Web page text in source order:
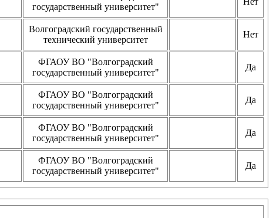
государственный университет"
Волгоградский государственный
технический университет
Нет
ФГАОУ ВО "Волгоградский
государственный университет"
Да
ФГАОУ ВО "Волгоградский
государственный университет"
Да
ФГАОУ ВО "Волгоградский
государственный университет"
Да
ФГАОУ ВО "Волгоградский
государственный университет"
Да